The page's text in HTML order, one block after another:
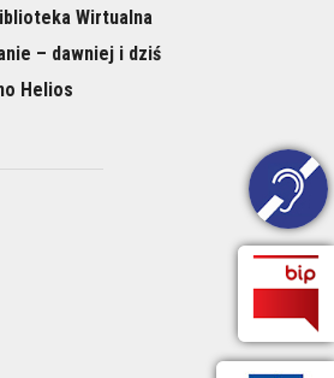
Wirtualna
– dawniej i dziś
Helios